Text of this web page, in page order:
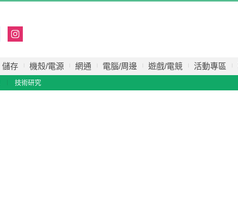
儲存 機殼/電源 網通 電腦/周邊 遊戲/電競 活動專區
技術研究